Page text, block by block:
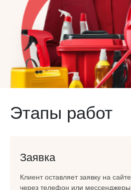
Этапы работ
Заявка
Клиент оставляет заявку на сайте,
через телефон или мессенджеры